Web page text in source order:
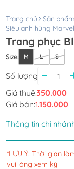
Trang chủ Sản phẩm
Siêu anh hùng
Trang phục
Size: M L S
Số lượng
Giá thuê:350.000
Giá bán:1.150.000
Thông tin chi
*LƯU Ý: Thời gian
vui lòng xem kỹ